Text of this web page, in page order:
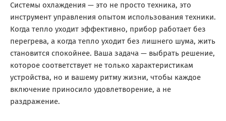
Системы охлаждения — это не просто техника, это
инструмент управления опытом использования техники.
Когда тепло уходит эффективно, прибор работает без
перегрева, а когда тепло уходит без лишнего шума, жить
становится спокойнее. Ваша задача — выбрать решение,
которое соответствует не только характеристикам
устройства, но и вашему ритму жизни, чтобы каждое
включение приносило удовлетворение, а не
раздражение.